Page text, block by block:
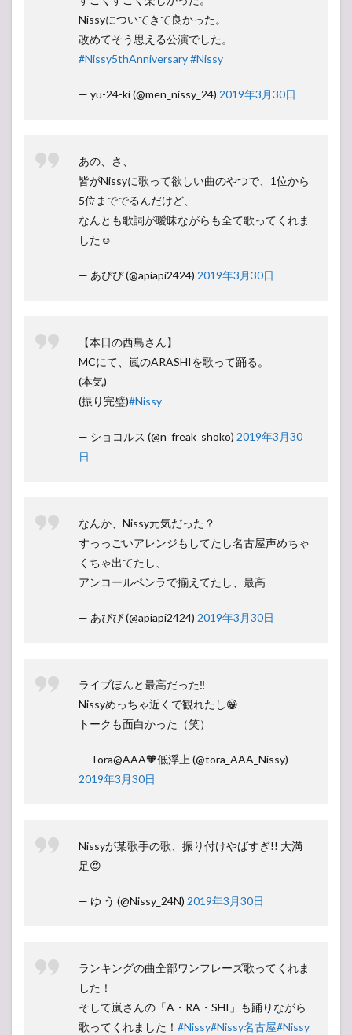
Nissyについてきて良かった。
改めてそう思える公演でした。
#Nissy5thAnniversary#Nissy
— yu-24-ki (@men_nissy_24) 2019年3月30日
あの、さ、
皆がNissyに歌って欲しい曲のやつで、1位から
5位まででるんだけど、
なんとも歌詞が曖昧ながらも全て歌ってくれま
した☺︎
— あぴぴ (@apiapi2424) 2019年3月30日
【本日の西島さん】
MCにて、嵐のARASHIを歌って踊る。
(本気)
(振り完璧)#Nissy
— ショコルス (@n_freak_shoko) 2019年3月30
日
なんか、Nissy元気だった？
すっっごいアレンジもしてたし名古屋声めちゃ
くちゃ出てたし、
アンコールペンラで揃えてたし、最高
— あぴぴ (@apiapi2424) 2019年3月30日
ライブほんと最高だった‼️
Nissyめっちゃ近くで観れたし😁
トークも面白かった（笑）
— Tora@AAA🧡低浮上 (@tora_AAA_Nissy)
2019年3月30日
Nissyが某歌手の歌、振り付けやばすぎ!! 大満
足😍
— ゆ う (@Nissy_24N) 2019年3月30日
ランキングの曲全部ワンフレーズ歌ってくれま
した！
そして嵐さんの「A・RA・SHI」も踊りながら
歌ってくれました！ #Nissy#Nissy名古屋#Nissy